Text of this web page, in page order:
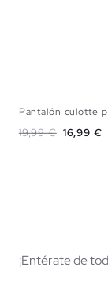
Pantalón culotte
Precio base
19,99 € Precio
16,99 €
¡Entérate de